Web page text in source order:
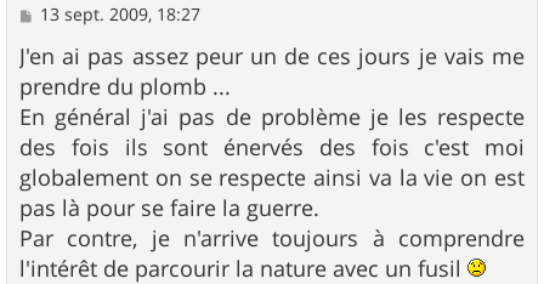
M
s
s
a
g
e
13 sept. 2009, 18:27
J'en ai pas assez peur un de ces jours je vais me
prendre du plomb ...
En général j'ai pas de problème je les respecte
des fois ils sont énervés des fois c'est moi
globalement on se respecte ainsi va la vie on est
pas là pour se faire la guerre.
Par contre, je n'arrive toujours à comprendre
l'intérêt de parcourir la nature avec un fusil